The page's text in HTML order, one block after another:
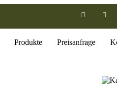
Produkte Preisanfrage